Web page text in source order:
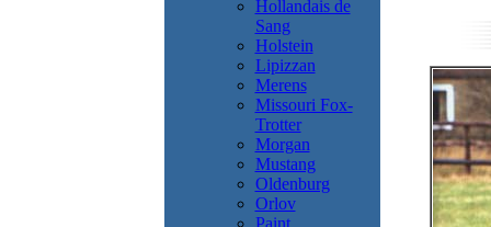
Hollandais de
Sang
Holstein
Lipizzan
Merens
Missouri Fox-
Trotter
Morgan
Mustang
Oldenburg
Orlov